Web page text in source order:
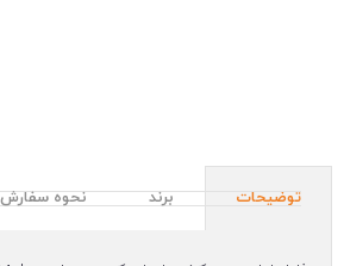
توضیحات برند نحوه سفارش